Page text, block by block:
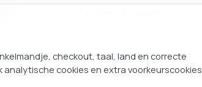
checkout, taal, land en correcte
cookies en extra voorkeurscookies.